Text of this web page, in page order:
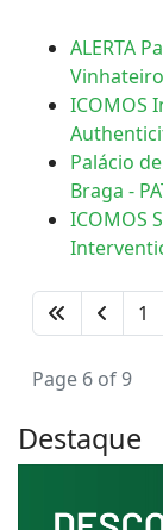
ALERTA
Vinhateiro
ICOMOS
Palácio
Braga -
ICOMOS
1
Page 6 of 9
Destaque